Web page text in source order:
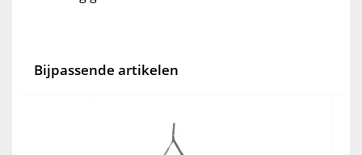
Bijpassende artikelen